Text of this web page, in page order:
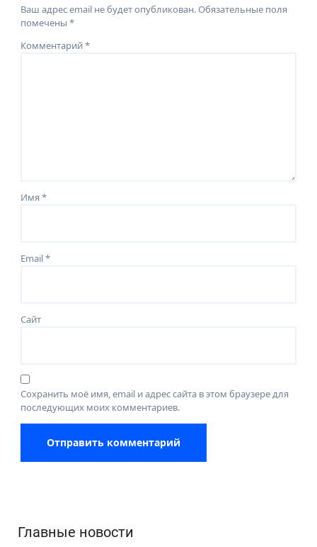
Ваш адрес email не будет опубликован.Обязательные поля
помечены*
Комментарий*
Имя*
Email*
Сайт
Сохранить моё имя, email и адрес сайта в этом браузере для
последующих моих комментариев.
Главные новости